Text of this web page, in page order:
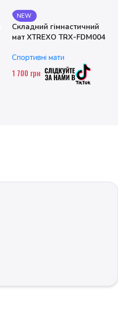
NEW
Складний гімнастичний
мат XTREXO TRX-FDM004
Спортивні мати
1 700 грн